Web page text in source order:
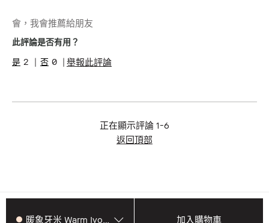
肌膚類型
肌膚色調
肌膚問題
試用品
會，我會推薦給朋友
此評論是否有用？
2 0 舉報此評論
正在顯示評論 1-6
返回頂部
加入購物車